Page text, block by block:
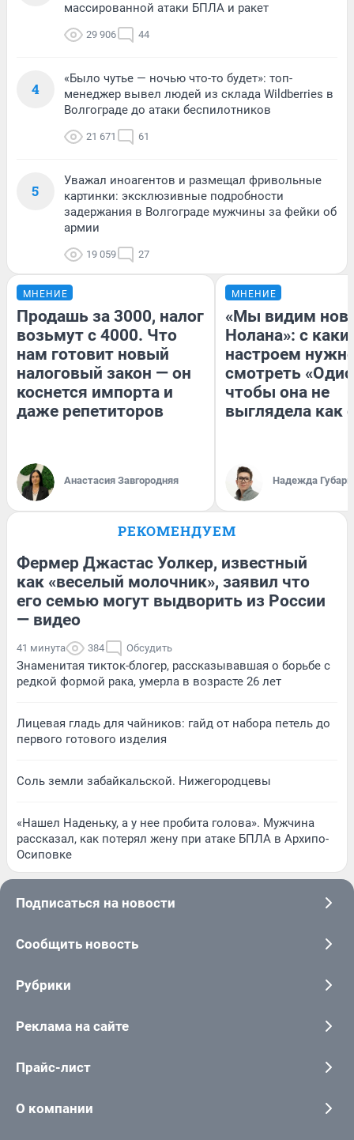
массированной атаки БПЛА и ракет
29 906 44
4
«Было чутье — ночью что-то будет»: топ-
менеджер вывел людей из склада Wildberries в
Волгограде до атаки беспилотников
21 671 61
5
Уважал иноагентов и размещал фривольные
картинки: эксклюзивные подробности
задержания в Волгограде мужчины за фейки об
армии
19 059 27
МНЕНИЕ
Продашь за 3000, налог
возьмут с 4000. Что
нам готовит новый
налоговый закон — он
коснется импорта и
даже репетиторов
Анастасия Завгородняя
МНЕНИЕ
«Мы видим
Нолана»: с
настроем
смотреть
чтобы она не
выглядела как
Надежда Губарь
РЕКОМЕНДУЕМ
Фермер Джастас Уолкер, известный
как «веселый молочник», заявил что
его семью могут выдворить из России
— видео
41 минута 384 Обсудить
Знаменитая тикток-блогер, рассказывавшая о борьбе с
редкой формой рака, умерла в возрасте 26 лет
Лицевая гладь для чайников: гайд от набора петель до
первого готового изделия
Соль земли забайкальской. Нижегородцевы
«Нашел Наденьку, а у нее пробита голова». Мужчина
рассказал, как потерял жену при атаке БПЛА в Архипо-
Осиповке
Подписаться на новости
Сообщить новость
Рубрики
Реклама на сайте
Прайс-лист
О компании